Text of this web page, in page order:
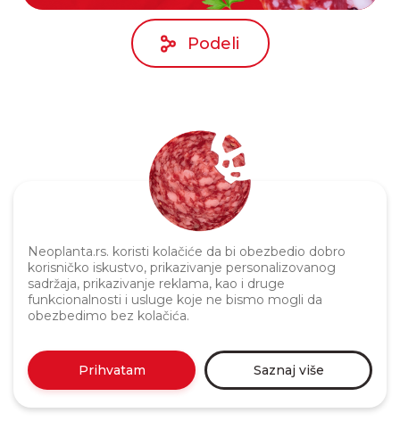
Neoplanta.rs. koristi kolačiće da bi obezbedio dobro
korisničko iskustvo, prikazivanje personalizovanog
sadržaja, prikazivanje reklama, kao i druge
funkcionalnosti i usluge koje ne bismo mogli da
obezbedimo bez kolačića.
Prihvatam Saznaj više
Podeli
Politika privatnosti